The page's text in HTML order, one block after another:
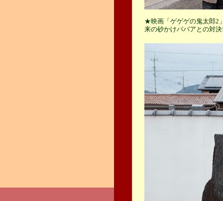
★映画「ゲゲゲの鬼太郎2
来の砂かけババアとの対